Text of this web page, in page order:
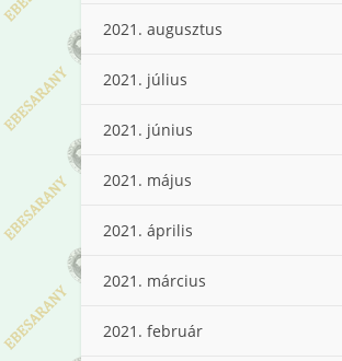
2021. augusztus
2021. július
2021. június
2021. május
2021. április
2021. március
2021. február